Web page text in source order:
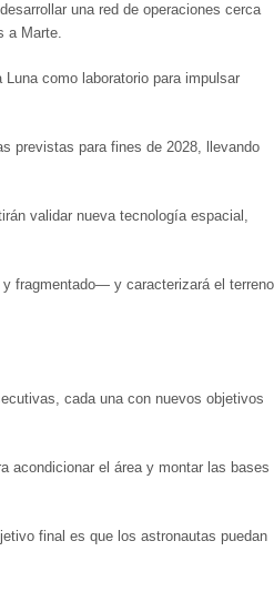
una red de operaciones cerca
a Marte.
como laboratorio para impulsar
previstas para fines de 2028, llevando
validar nueva tecnología espacial,
fragmentado— y caracterizará el terreno
cada una con nuevos objetivos
acondicionar el área y montar las bases
final es que los astronautas puedan